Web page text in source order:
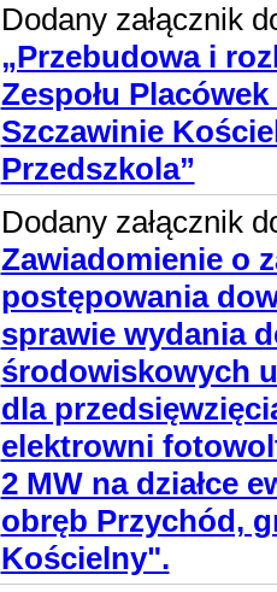
Dodany załącznik
„Przebudowa i
Zespołu
Szczawinie
Przedszkola”
Dodany załącznik
Zawiadomienie o
postępowania
sprawie wydania
środowiskowych
dla
elektrowni
2 MW na działce
obręb Przychód,
Kościelny".